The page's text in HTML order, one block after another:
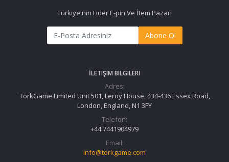
Türkiye'nin Lider E-pin Ve İtem Pazarı
Abone Ol
İLETIŞIM BILGILERI
Adres:
TorkGame Limited Unit 501, Leroy House, 434-436 Essex Road,
London, England, N1 3FY
Telefon:
+44 7441904979
Email:
info@torkgame.com